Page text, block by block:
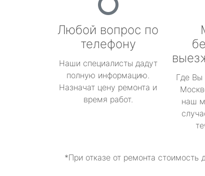
Любой вопрос по
телефону
Наши специалисты дадут
полную информацию.
Назначат цену ремонта и
время работ.
Где Вы
наш
*При отказе от ремонта стоимость